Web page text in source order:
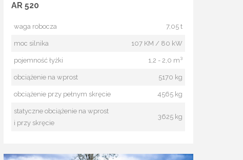
AR 520
waga robocza 7,05 t
moc silnika 107 KM / 80 kW
pojemność łyżki 1,2 - 2,0 m³
obciążenie na wprost 5170 kg
obciążenie przy pełnym skręcie 4565 kg
statyczne obciążenie na wprost
i przy skręcie
3625 kg